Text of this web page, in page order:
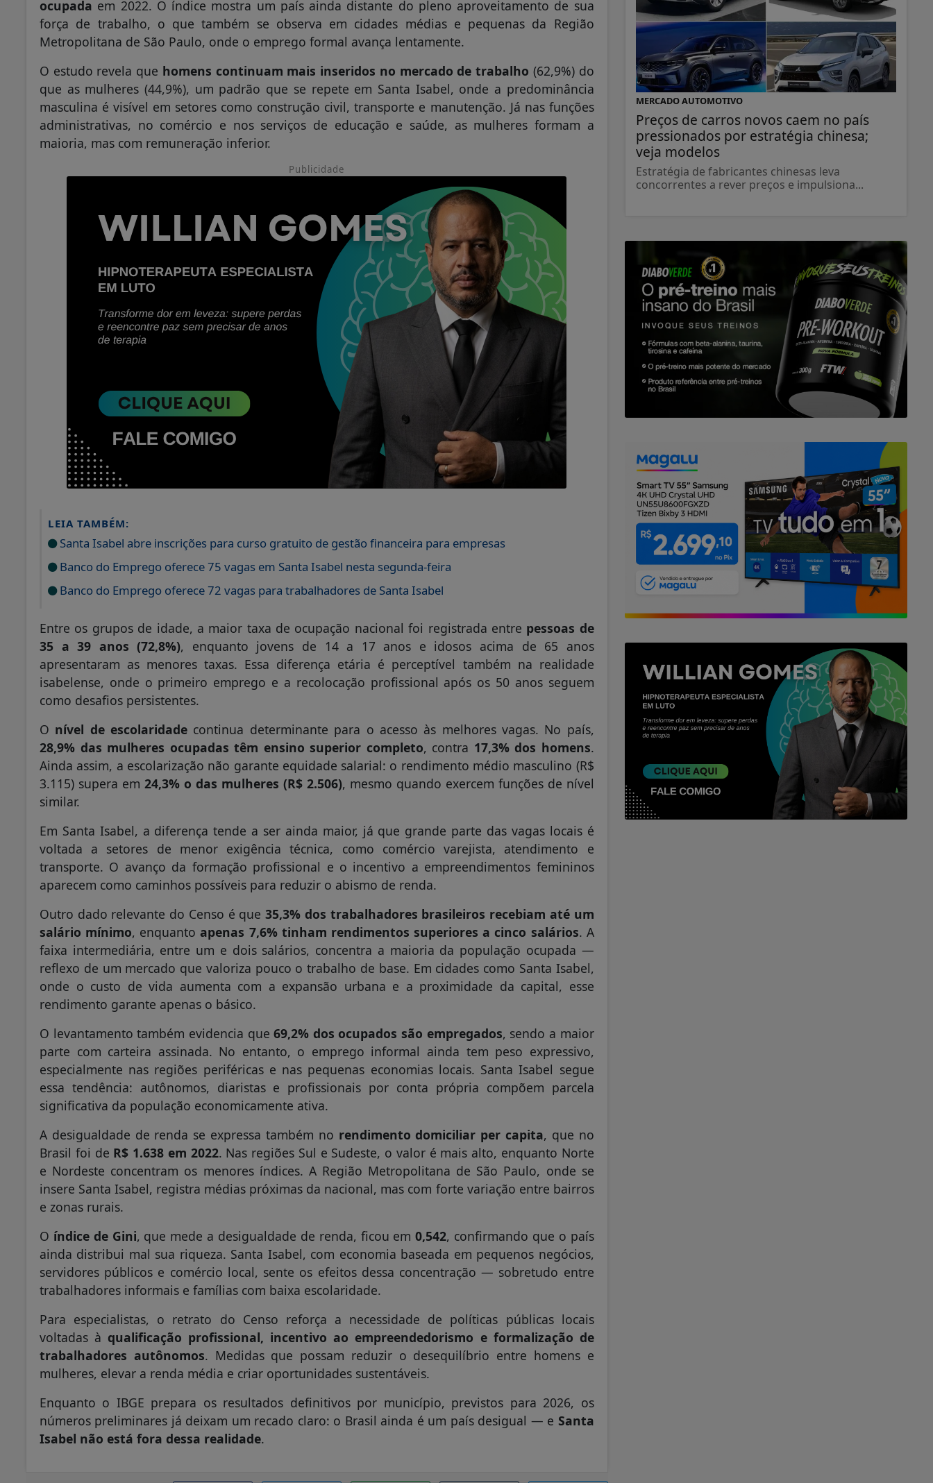
ocupada em 2022. O índice mostra um país ainda distante do pleno aproveitamento de sua
força de trabalho, o que também se observa em cidades médias e pequenas da Região
Metropolitana de São Paulo, onde o emprego formal avança lentamente.
O estudo revela que homens continuam mais inseridos no mercado de trabalho (62,9%) do
que as mulheres (44,9%), um padrão que se repete em Santa Isabel, onde a predominância
masculina é visível em setores como construção civil, transporte e manutenção. Já nas funções
administrativas, no comércio e nos serviços de educação e saúde, as mulheres formam a
maioria, mas com remuneração inferior.
Publicidade
LEIA TAMBÉM:
Santa Isabel abre inscrições para curso gratuito de gestão financeira para empresas
Banco do Emprego oferece 75 vagas em Santa Isabel nesta segunda-feira
Banco do Emprego oferece 72 vagas para trabalhadores de Santa Isabel
Entre os grupos de idade, a maior taxa de ocupação nacional foi registrada entre pessoas de
35 a 39 anos (72,8%), enquanto jovens de 14 a 17 anos e idosos acima de 65 anos
apresentaram as menores taxas. Essa diferença etária é perceptível também na realidade
isabelense, onde o primeiro emprego e a recolocação profissional após os 50 anos seguem
como desafios persistentes.
O nível de escolaridade continua determinante para o acesso às melhores vagas. No país,
28,9% das mulheres ocupadas têm ensino superior completo, contra 17,3% dos homens.
Ainda assim, a escolarização não garante equidade salarial: o rendimento médio masculino (R$
3.115) supera em 24,3% o das mulheres (R$ 2.506), mesmo quando exercem funções de nível
similar.
Em Santa Isabel, a diferença tende a ser ainda maior, já que grande parte das vagas locais é
voltada a setores de menor exigência técnica, como comércio varejista, atendimento e
transporte. O avanço da formação profissional e o incentivo a empreendimentos femininos
aparecem como caminhos possíveis para reduzir o abismo de renda.
Outro dado relevante do Censo é que35,3% dos trabalhadores brasileiros recebiam até um
salário mínimo, enquanto apenas 7,6% tinham rendimentos superiores a cinco salários. A
faixa intermediária, entre um e dois salários, concentra a maioria da população ocupada —
reflexo de um mercado que valoriza pouco o trabalho de base. Em cidades como Santa Isabel,
onde o custo de vida aumenta com a expansão urbana e a proximidade da capital, esse
rendimento garante apenas o básico.
O levantamento também evidencia que69,2% dos ocupados são empregados, sendo a maior
parte com carteira assinada. No entanto, o emprego informal ainda tem peso expressivo,
especialmente nas regiões periféricas e nas pequenas economias locais. Santa Isabel segue
essa tendência: autônomos, diaristas e profissionais por conta própria compõem parcela
significativa da população economicamente ativa.
A desigualdade de renda se expressa também no rendimento domiciliar per capita, que no
Brasil foi de R$ 1.638 em 2022. Nas regiões Sul e Sudeste, o valor é mais alto, enquanto Norte
e Nordeste concentram os menores índices. A Região Metropolitana de São Paulo, onde se
insere Santa Isabel, registra médias próximas da nacional, mas com forte variação entre bairros
e zonas rurais.
O índice de Gini, que mede a desigualdade de renda, ficou em0,542, confirmando que o país
ainda distribui mal sua riqueza. Santa Isabel, com economia baseada em pequenos negócios,
servidores públicos e comércio local, sente os efeitos dessa concentração — sobretudo entre
trabalhadores informais e famílias com baixa escolaridade.
Para especialistas, o retrato do Censo reforça a necessidade de políticas públicas locais
voltadas à qualificação profissional, incentivo ao empreendedorismo e formalização de
trabalhadores autônomos. Medidas que possam reduzir o desequilíbrio entre homens e
mulheres, elevar a renda média e criar oportunidades sustentáveis.
Enquanto o IBGE prepara os resultados definitivos por município, previstos para 2026, os
números preliminares já deixam um recado claro: o Brasil ainda é um país desigual — e Santa
Isabel não está fora dessa realidade.
MERCADO AUTOMOTIVO
Preços de carros novos caem no país
pressionados por estratégia chinesa;
veja modelos
Estratégia de fabricantes chinesas leva
concorrentes a rever preços e impulsiona...